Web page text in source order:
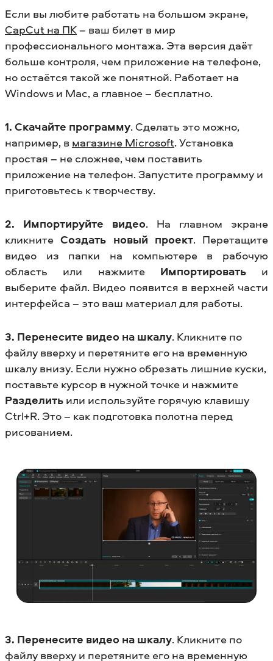
Если вы любите работать на большом экране,
CapCut на ПК– ваш билет в мир
профессионального монтажа. Эта версия даёт
больше контроля, чем приложение на телефоне,
но остаётся такой же понятной. Работает на
Windows и Mac, а главное – бесплатно.
1. Скачайте программу. Сделать это можно,
например, в магазине Microsoft. Установка
простая – не сложнее, чем поставить
приложение на телефон. Запустите программу и
приготовьтесь к творчеству.
2. Импортируйте видео. На главном экране
кликнитеСоздать новый проект. Перетащите
видео из папки на компьютере в рабочую
область или нажмите Импортироватьи
выберите файл. Видео появится в верхней части
интерфейса – это ваш материал для работы.
3. Перенесите видео на шкалу. Кликните по
файлу вверху и перетяните его на временную
шкалу внизу. Если нужно обрезать лишние куски,
поставьте курсор в нужной точке и нажмите
Разделить или используйте горячую клавишу
Ctrl+R. Это – как подготовка полотна перед
рисованием.
3. Перенесите видео на шкалу. Кликните по
файлу вверху и перетяните его на временную